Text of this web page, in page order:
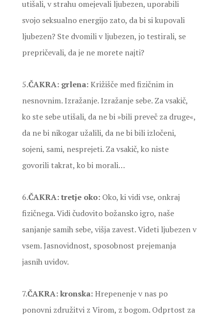
utišali, v strahu omejevali ljubezen, uporabili
svojo seksualno energijo zato, da bi si kupovali
ljubezen? Ste dvomili v ljubezen, jo testirali, se
prepričevali, da je ne morete najti?
5.ČAKRA: grlena:Križišče med fizičnim in
nesnovnim. Izražanje. Izražanje sebe. Za vsakič,
ko ste sebe utišali, da ne bi »bili preveč za druge«,
da ne bi nikogar užalili, da ne bi bili izločeni,
sojeni, sami, nesprejeti. Za vsakič, ko niste
govorili takrat, ko bi morali…
6.ČAKRA: tretje oko: Oko, ki vidi vse, onkraj
fizičnega. Vidi čudovito božansko igro, naše
sanjanje samih sebe, višja zavest. Videti ljubezen v
vsem. Jasnovidnost, sposobnost prejemanja
jasnih uvidov.
7.ČAKRA: kronska:Hrepenenje v nas po
ponovni združitvi z Virom, z bogom. Odprtost za